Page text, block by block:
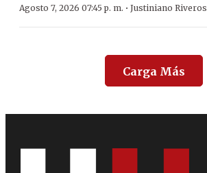
Agosto 7, 2026 07:45 p. m. · Justiniano Riveros
Carga Más